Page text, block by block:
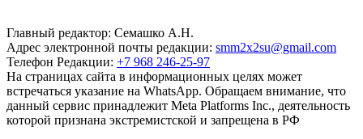
Главный редактор: Семашко А.Н.
Адрес электронной почты редакции: smm2x2su@gmail.com
Телефон Редакции: +7 968 246-25-97
На страницах сайта в информационных целях может
встречаться указание на WhatsApp. Обращаем внимание, что
данный сервис принадлежит Meta Platforms Inc., деятельность
которой признана экстремистской и запрещена в РФ